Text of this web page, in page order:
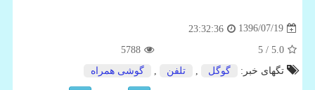
1396/07/19
23:32:36
5.0
/ 5
5788
تگهای خبر:
گوگل تلفن گوشی همراه